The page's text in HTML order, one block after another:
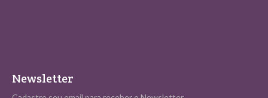
Newsletter